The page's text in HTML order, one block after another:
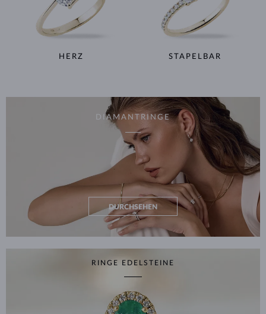
HERZ STAPELBAR
DIAMANTRINGE
DURCHSEHEN
RINGE EDELSTEINE